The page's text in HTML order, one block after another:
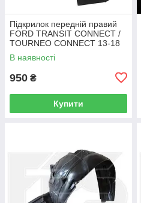
Підкрилок передній правий
FORD TRANSIT CONNECT /
TOURNEO CONNECT 13-18
В наявності
950 ₴
Купити